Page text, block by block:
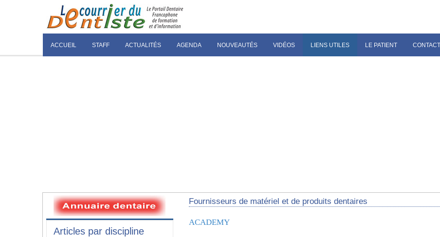
ACCUEIL STAFF ACTUALITÉS AGENDA NOUVEAUTÉS VIDÉOS LIENS UTILES LE PATIENT CONTACT
Fournisseurs de matériel et de produits dentaires
ACADEMY
Articles par discipline